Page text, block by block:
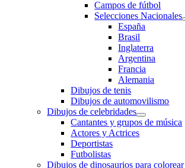
Campos de fútbol
Selecciones Nacionales
España
Brasil
Inglaterra
Argentina
Francia
Alemania
Dibujos de tenis
Dibujos de automovilismo
Dibujos de celebridades
Cantantes y grupos de música
Actores y Actrices
Deportistas
Futbolistas
Dibujos de dinosaurios para colorear